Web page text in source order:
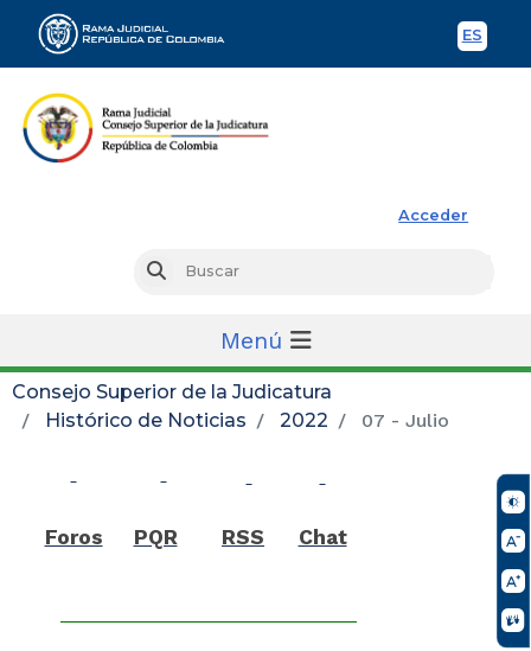
ES
Acceder
Buscar
Menú
Consejo Superior de la Judicatura
Histórico de Noticias
2022 07 - Julio
Foros PQR RSS Chat